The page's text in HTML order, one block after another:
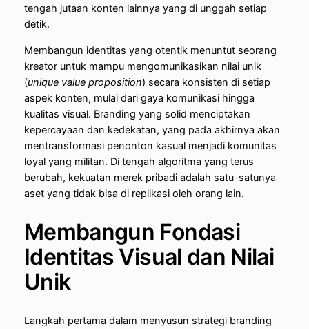
tengah jutaan konten lainnya yang di unggah setiap
detik.
Membangun identitas yang otentik menuntut seorang
kreator untuk mampu mengomunikasikan nilai unik
(unique value proposition) secara konsisten di setiap
aspek konten, mulai dari gaya komunikasi hingga
kualitas visual. Branding yang solid menciptakan
kepercayaan dan kedekatan, yang pada akhirnya akan
mentransformasi penonton kasual menjadi komunitas
loyal yang militan. Di tengah algoritma yang terus
berubah, kekuatan merek pribadi adalah satu-satunya
aset yang tidak bisa di replikasi oleh orang lain.
Membangun Fondasi
Identitas Visual dan Nilai
Unik
Langkah pertama dalam menyusun strategi branding